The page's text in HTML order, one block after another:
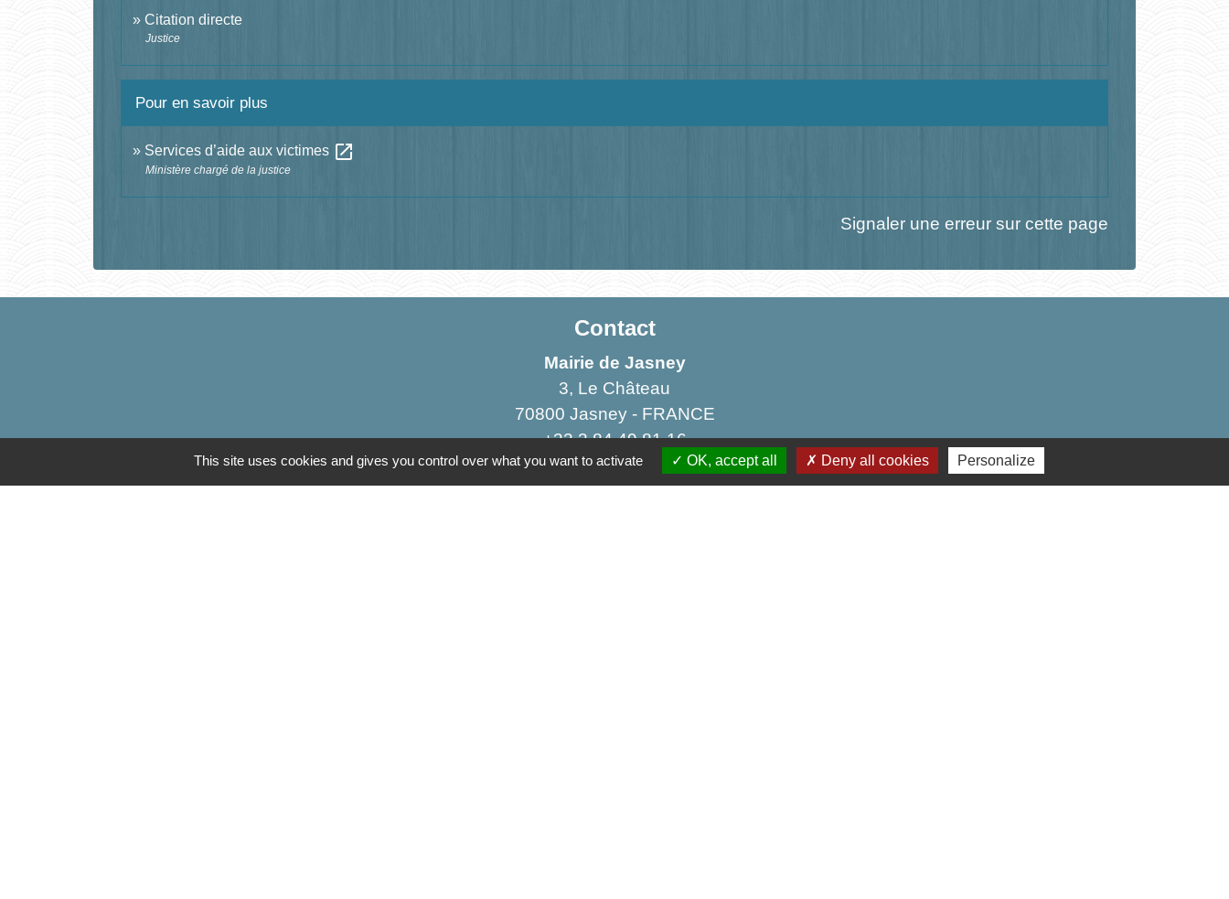
Citation directe
Justice
Pour en savoir plus
Services d’aide aux victimes open_in_new
Ministère chargé de la justice
Signaler une erreur sur cette page
Contact
Mairie de Jasney
3, Le Château
70800 Jasney - FRANCE
+33 3 84 49 81 16
Contact par formulaire
This site uses cookies and gives you control over what you want to activate OK, accept all Deny all cookies Personalize